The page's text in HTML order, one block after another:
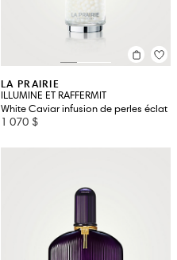
LA PRAIRIE
ILLUMINE ET RAFFERMIT
White Caviar infusion de perles éclat
1 070 $